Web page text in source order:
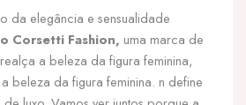
da elegância e sensualidade
Corsetti Fashion, uma marca de
a beleza da figura feminina,
beleza da figura feminina. n define